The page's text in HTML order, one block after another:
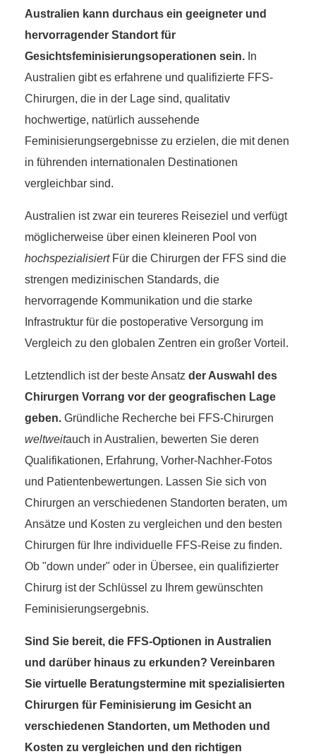
Australien kann durchaus ein geeigneter und
hervorragender Standort für
Gesichtsfeminisierungsoperationen sein. In
Australien gibt es erfahrene und qualifizierte FFS-
Chirurgen, die in der Lage sind, qualitativ
hochwertige, natürlich aussehende
Feminisierungsergebnisse zu erzielen, die mit denen
in führenden internationalen Destinationen
vergleichbar sind.
Australien ist zwar ein teureres Reiseziel und verfügt
möglicherweise über einen kleineren Pool von
hochspezialisiertFür die Chirurgen der FFS sind die
strengen medizinischen Standards, die
hervorragende Kommunikation und die starke
Infrastruktur für die postoperative Versorgung im
Vergleich zu den globalen Zentren ein großer Vorteil.
Letztendlich ist der beste Ansatz der Auswahl des
Chirurgen Vorrang vor der geografischen Lage
geben. Gründliche Recherche bei FFS-Chirurgen
weltweitauch in Australien, bewerten Sie deren
Qualifikationen, Erfahrung, Vorher-Nachher-Fotos
und Patientenbewertungen. Lassen Sie sich von
Chirurgen an verschiedenen Standorten beraten, um
Ansätze und Kosten zu vergleichen und den besten
Chirurgen für Ihre individuelle FFS-Reise zu finden.
Ob "down under" oder in Übersee, ein qualifizierter
Chirurg ist der Schlüssel zu Ihrem gewünschten
Feminisierungsergebnis.
Sind Sie bereit, die FFS-Optionen in Australien
und darüber hinaus zu erkunden? Vereinbaren
Sie virtuelle Beratungstermine mit spezialisierten
Chirurgen für Feminisierung im Gesicht an
verschiedenen Standorten, um Methoden und
Kosten zu vergleichen und den richtigen